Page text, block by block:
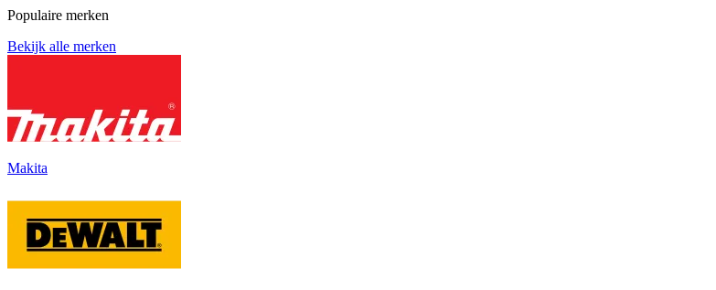
Populaire merken
Bekijk alle merken
Makita